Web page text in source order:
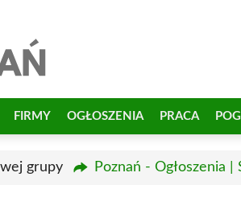
FIRMY OGŁOSZENIA PRACA
grupy Poznań - Ogłoszenia